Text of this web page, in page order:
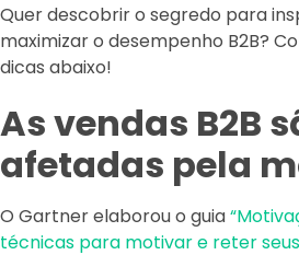
Quer descobrir o segredo para
maximizar o desempenho B2B?
dicas abaixo!
As vendas B2B
afetadas pela
O Gartner elaborou o guia
técnicas para motivar e reter